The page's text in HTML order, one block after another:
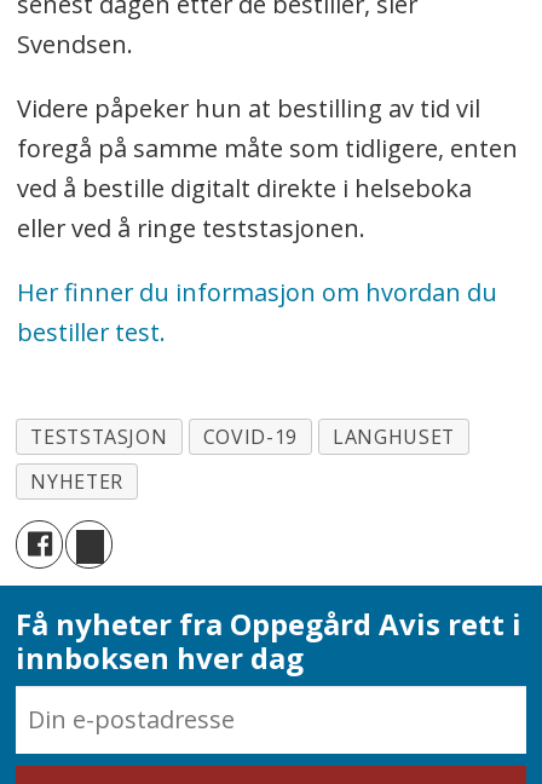
Svendsen.
Videre påpeker hun at bestilling av tid vil
foregå på samme måte som tidligere, enten
ved å bestille digitalt direkte i helseboka
eller ved å ringe teststasjonen.
Her finner du informasjon om hvordan du
bestiller test.
TESTSTASJON COVID-19
LANGHUSET
NYHETER
Få nyheter fra Oppegård Avis rett i
innboksen hver dag